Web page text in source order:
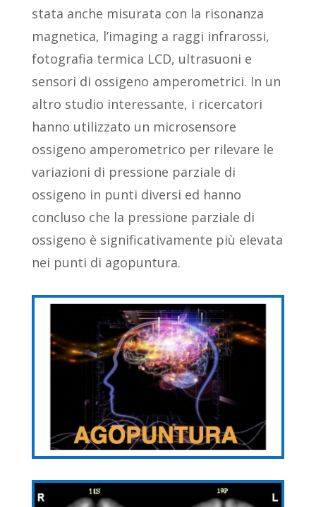
stata anche misurata con la risonanza
magnetica, l’imaging a raggi infrarossi,
fotografia termica LCD, ultrasuoni e
sensori di ossigeno amperometrici. In un
altro studio interessante, i ricercatori
hanno utilizzato un microsensore
ossigeno amperometrico per rilevare le
variazioni di pressione parziale di
ossigeno in punti diversi ed hanno
concluso che la pressione parziale di
ossigeno è significativamente più elevata
nei punti di agopuntura.